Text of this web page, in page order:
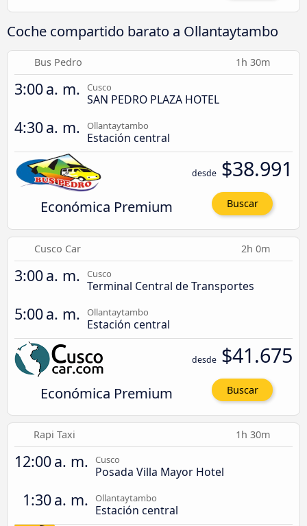
Coche compartido barato a Ollantaytambo
Bus Pedro 1h 30m
3:00 a. m. Cusco
SAN PEDRO PLAZA HOTEL
4:30 a. m. Ollantaytambo
Estación central
Económica Premium
desde $38.991
Buscar
Cusco Car 2h 0m
3:00 a. m. Cusco
Terminal Central de Transportes
5:00 a. m. Ollantaytambo
Estación central
Económica Premium
desde $41.675
Buscar
Rapi Taxi 1h 30m
12:00 a. m. Cusco
Posada Villa Mayor Hotel
1:30 a. m. Ollantaytambo
Estación central